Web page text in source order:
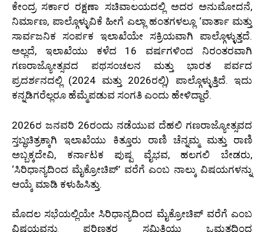
ಕೇಂದ್ರ ಸರ್ಕಾರ ರಕ್ಷಣಾ ಸಚಿವಾಲಯದಲ್ಲಿ ಅದರ ಅನುಮೋದನೆ,
ನಿರ್ಮಾಣ, ಪಾಲ್ಗೊಳ್ಳುವಿಕೆ ಹೀಗೆ ಎಲ್ಲಾ ಹಂತಗಳಲ್ಲೂ ‘ವಾರ್ತಾ ಮತ್ತು
ಸಾರ್ವಜನಿಕ ಸಂರ್ಪಕ ಇಲಾಖೆಯೇ ಸಕ್ರಿಯವಾಗಿ ಪಾಲ್ಗೊಳ್ಳುತ್ತದೆ.
ಅಲ್ಲದೆ, ಇಲಾಖೆಯು ಕಳೆದ 16 ವರ್ಷಗಳಿಂದ ನಿರಂತರವಾಗಿ
ಗಣರಾಜ್ಯೋತ್ಸವದ ಪಥಸಂಚಲನ ಮತ್ತು ಭಾರತ ಪರ್ವದ
ಪ್ರದರ್ಶನದಲ್ಲಿ (2024 ಮತ್ತು 2026ರಲ್ಲಿ) ಪಾಲ್ಗೊಳ್ಳುತ್ತಿದೆ. ಇದು
ಕನ್ನಡಿಗರೆಲ್ಲರೂ ಹೆಮ್ಮೆಪಡುವ ಸಂಗತಿ ಎಂದು ಹೇಳಿದ್ದಾರೆ.
2026ರ ಜನವರಿ 26ರಂದು ನಡೆಯುವ ದೆಹಲಿ ಗಣರಾಜ್ಯೋತ್ಸವದ
ಸ್ತಬ್ಧಚಿತ್ರಕ್ಕಾಗಿ ಇಲಾಖೆಯು ಕಿತ್ತೂರು ರಾಣಿ ಚೆನ್ನಮ್ಮ ಮತ್ತು ರಾಣಿ
ಅಬ್ಬಕ್ಕದೇವಿ, ಕರ್ನಾಟಕ ಪುಷ್ಪ ವೈಭವ, ಹಲಗಲಿ ಬೇಡರು,
‘ಸಿರಿಧಾನ್ಯದಿಂದ ಮೈಕ್ರೋಚಿಪ್’ ವರೆಗೆ ಎಂಬ ನಾಲ್ಕು ವಿಷಯಗಳನ್ನು
ಆಯ್ಕೆ ಮಾಡಿ ಕಳುಹಿಸಿತ್ತು.
ಮೊದಲ ಸಭೆಯಲ್ಲಿಯೇ ಸಿರಿಧಾನ್ಯದಿಂದ ಮೈಕ್ರೋಚಿಪ್ ವರೆಗೆ ಎಂಬ
ವಿಷಯವನ್ನು ಪರಿಣತರ ಸಮಿತಿಯು ಒಮ್ಮತದಿಂದ